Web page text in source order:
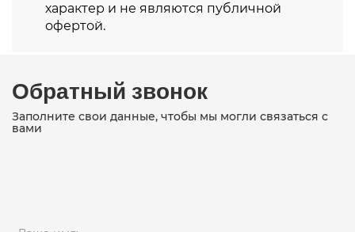
характер и не являются публичной
офертой.
Обратный звонок
Заполните свои данные, чтобы мы могли связаться с
вами